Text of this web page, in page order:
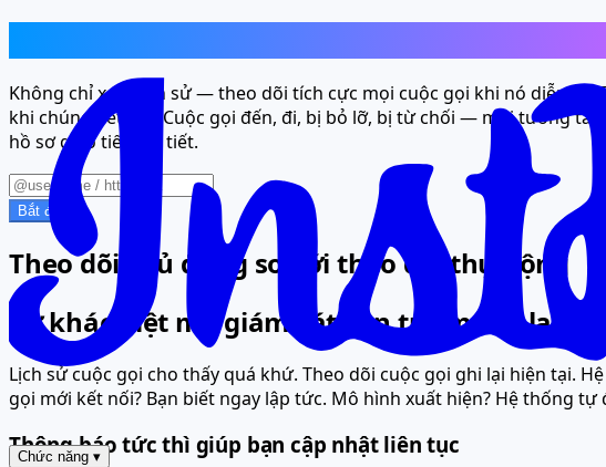
Chức năng ▾
Không chỉ xem lịch sử — theo dõi tích cực mọi cuộc gọi khi nó diễn
khi chúng kết nối. Cuộc gọi đến, đi, bị bỏ lỡ, bị từ chối — mọi tương
hồ sơ giao tiếp chi tiết.
Bắt đầu
Theo dõi chủ động so với theo dõi thụ động
Sự khác biệt mà giám sát liên tục mang lại
Lịch sử cuộc gọi cho thấy quá khứ. Theo dõi cuộc gọi ghi lại hiện tại.
gọi mới kết nối? Bạn biết ngay lập tức. Mô hình xuất hiện? Hệ thống
Thông báo tức thì giúp bạn cập nhật liên tục